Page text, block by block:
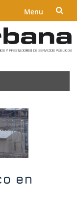
Menu
en